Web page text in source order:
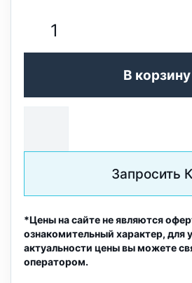
В корзину
Запросить
*Цены на сайте не являются
ознакомительный характер, для
актуальности цены вы можете
оператором.